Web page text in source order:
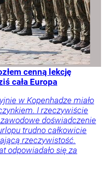
cenną lekcję
cała Europa
w Kopenhadze miało
I rzeczywiście
doświadczenie
trudno całkowicie
rzeczywistość.
odpowiadało się za